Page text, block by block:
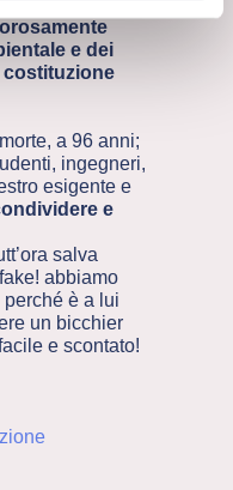
e dei
a 96 anni;
ingegneri,
esigente e
e
salva
abbiamo
è a lui
un bicchier
e scontato!